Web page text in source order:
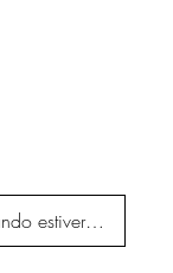
estiver disponível